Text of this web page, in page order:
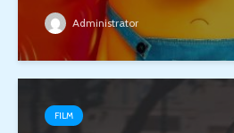
Administrator
FILM